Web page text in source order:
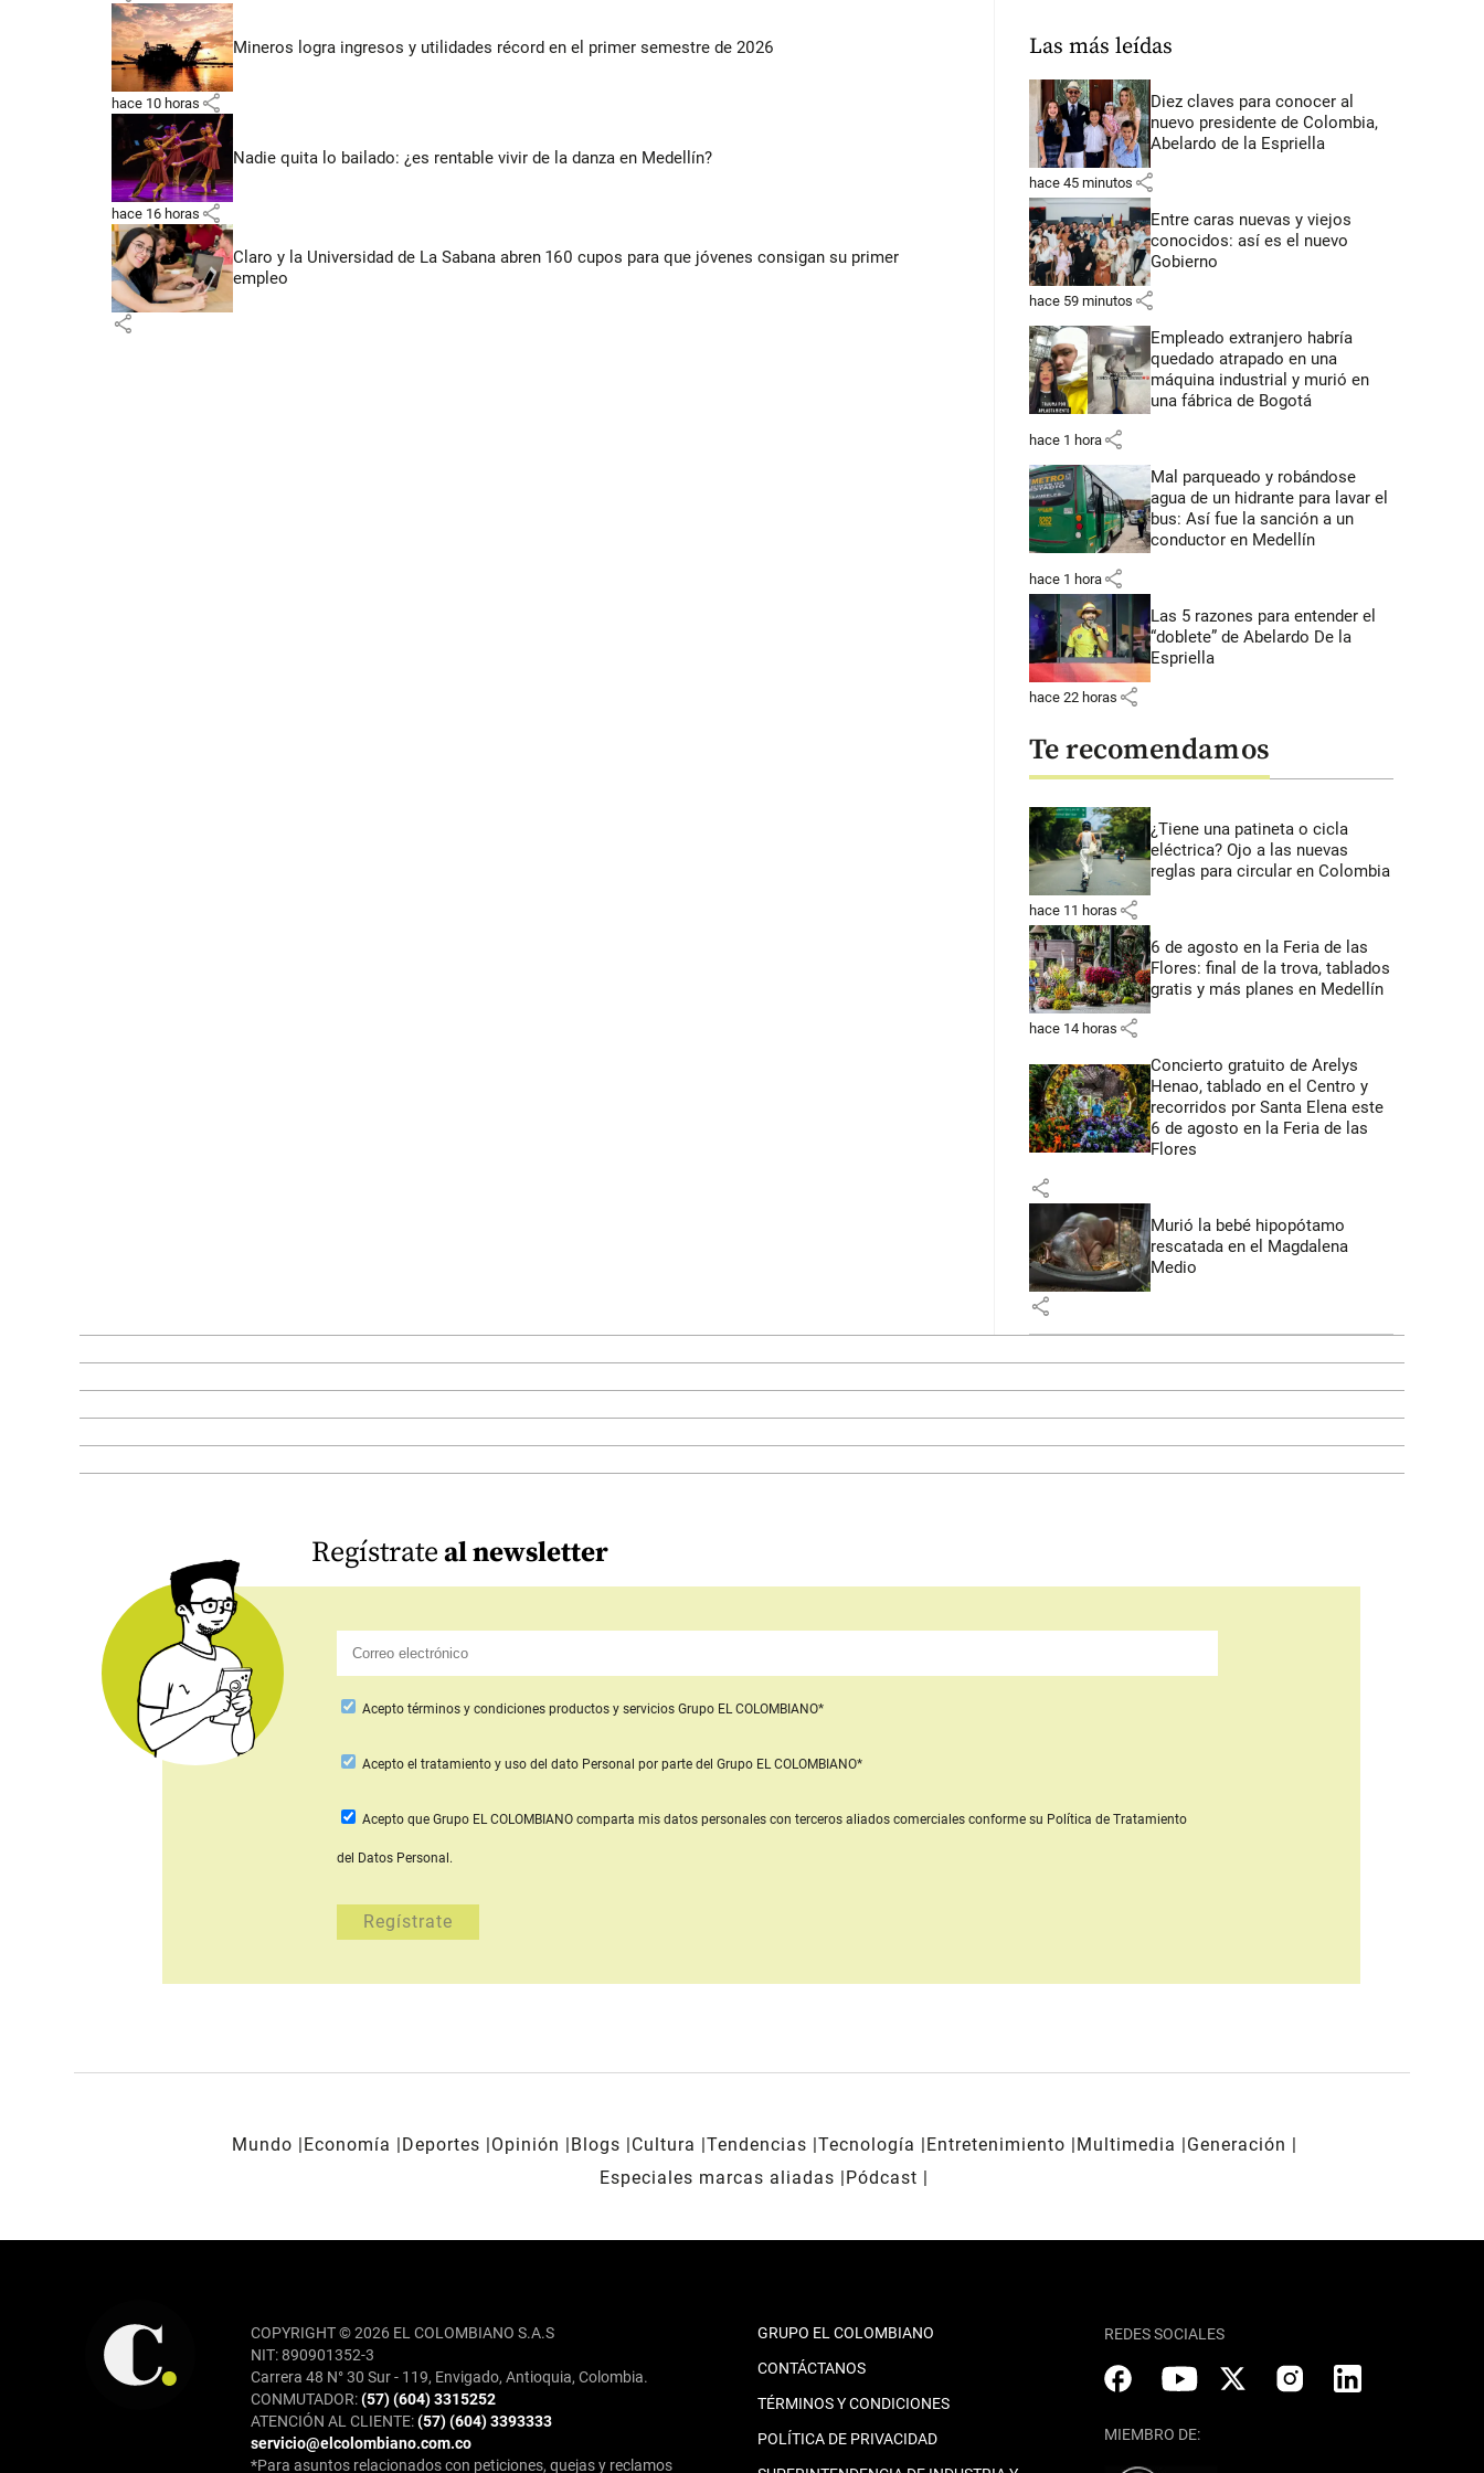
Mineros logra ingresos y utilidades récord en el primer semestre de 2026
hace 10 horas share
Nadie quita lo bailado: ¿es rentable vivir de la danza en Medellín?
hace 16 horas share
Claro y la Universidad de La Sabana abren 160 cupos para que jóvenes consigan su primer
empleo
share
Las más leídas
Diez claves para conocer al
nuevo presidente de Colombia,
Abelardo de la Espriella
hace 45 minutos share
Entre caras nuevas y viejos
conocidos: así es el nuevo
Gobierno
hace 59 minutos share
Empleado extranjero habría
quedado atrapado en una
máquina industrial y murió en
una fábrica de Bogotá
hace 1 hora share
Mal parqueado y robándose
agua de un hidrante para lavar el
bus: Así fue la sanción a un
conductor en Medellín
hace 1 hora share
Las 5 razones para entender el
“doblete” de Abelardo De la
Espriella
hace 22 horas share
Te recomendamos
¿Tiene una patineta o cicla
eléctrica? Ojo a las nuevas
reglas para circular en Colombia
hace 11 horas share
6 de agosto en la Feria de las
Flores: final de la trova, tablados
gratis y más planes en Medellín
hace 14 horas share
Concierto gratuito de Arelys
Henao, tablado en el Centro y
recorridos por Santa Elena este
6 de agosto en la Feria de las
Flores
share
Murió la bebé hipopótamo
rescatada en el Magdalena
Medio
share
Regístrateal newsletter
Acepto términos y condiciones productos y servicios Grupo EL COLOMBIANO*
Aceptoel tratamiento y uso del dato Personal por parte del Grupo EL COLOMBIANO*
Acepto que Grupo EL COLOMBIANO comparta mis datos personales con terceros aliados comercialesconforme su Política de Tratamiento
del Datos Personal.
Mundo Economía Deportes Opinión Blogs Cultura Tendencias Tecnología Entretenimiento Multimedia
Generación
Especiales marcas aliadas
Pódcast
COPYRIGHT © 2026 EL COLOMBIANO S.A.S
NIT: 890901352-3
Carrera 48 N° 30 Sur - 119, Envigado, Antioquia, Colombia.
CONMUTADOR:(57) (604) 3315252
ATENCIÓN AL CLIENTE:(57) (604) 3393333
servicio@elcolombiano.com.co
*Para asuntos relacionados con peticiones, quejas y reclamos
GRUPO EL COLOMBIANO
CONTÁCTANOS
TÉRMINOS Y CONDICIONES
POLÍTICA DE PRIVACIDAD
REDES SOCIALES
MIEMBRO DE: